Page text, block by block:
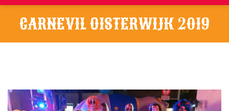
CARNEVIL OISTERWIJK 2019